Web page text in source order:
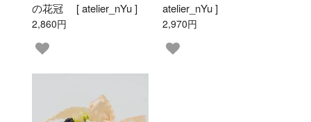
の花冠 [ atelier_nYu ]
2,860円
atelier_nYu ]
2,970円